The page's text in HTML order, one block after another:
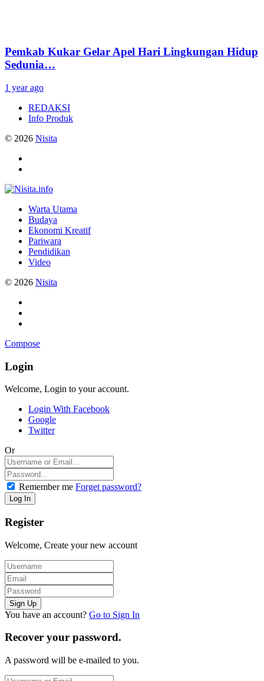
Pemkab Kukar Gelar Apel Hari Lingkungan Hidup
Sedunia…
1 year ago
REDAKSI
Info Produk
© 2026 Nisita
Warta Utama
Budaya
Ekonomi Kreatif
Pariwara
Pendidikan
Video
© 2026 Nisita
Compose
Login
Welcome, Login to your account.
Login With Facebook
Google
Twitter
Or
Remember me Forget password?
Register
Welcome, Create your new account
You have an account? Go to Sign In
Recover your password.
A password will be e-mailed to you.